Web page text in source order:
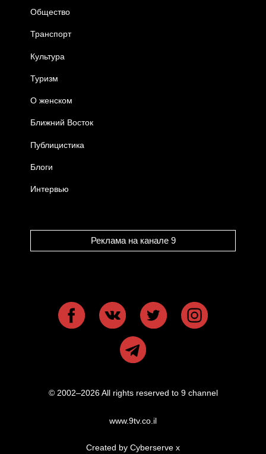
Общество
Транспорт
Культура
Туризм
О женском
Ближний Восток
Публицистика
Блоги
Интервью
Реклама на канале 9
© 2002–2026 All rights reserved to 9 channel
www.9tv.co.il
Created by Cyberserve x